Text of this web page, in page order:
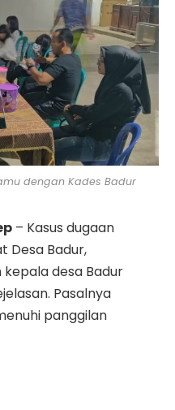
dengan Kades Badur
– Kasus dugaan
Desa Badur,
desa Badur
Pasalnya
panggilan